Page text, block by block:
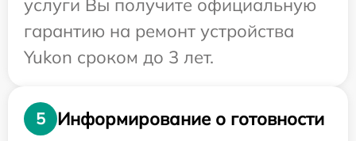
услуги Вы получите официальную
гарантию на ремонт устройства
Yukon сроком до 3 лет.
5
Информирование о готовности